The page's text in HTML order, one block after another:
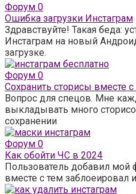
Форум 0
Ошибка загрузки Инстаграм
Здравствуйте! Такая беда:
Инстаграм на новый
загрузке.
Форум 0
Сохранить сторисы вместе
Вопрос для спецов. Мне
выкладывать много
сохранении
Форум 0
Как обойти ЧС в 2024
Пользователь добавил мой
вместе с тем заблоеировал